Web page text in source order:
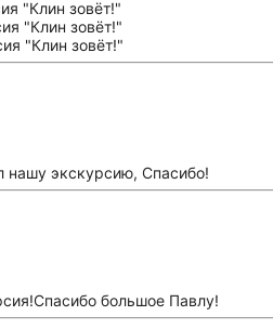
нашу экскурсию, Спасибо!
большое Павлу!